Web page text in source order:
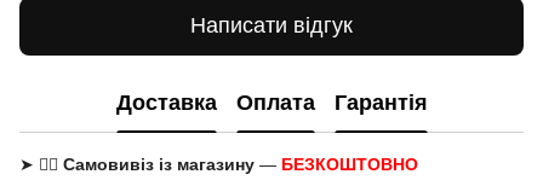
Написати відгук
Доставка Оплата Гарантія
➤ 🚶‍♂️ Самовивіз із магазину — БЕЗКОШТОВНО